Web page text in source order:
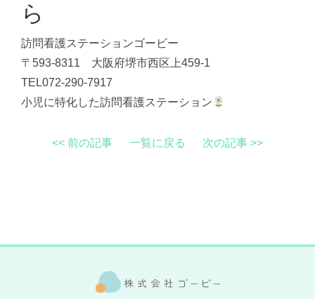
ら
訪問看護ステーションゴービー
〒593-8311 大阪府堺市西区上459-1
TEL072-290-7917
小児に特化した訪問看護ステーション
<< 前の記事 一覧に戻る 次の記事 >>